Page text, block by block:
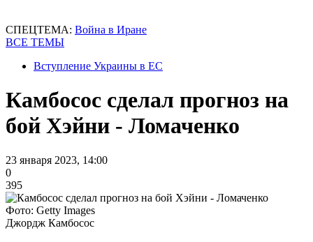
СПЕЦТЕМА: Война в Иране
ВСЕ ТЕМЫ
Вступление Украины в ЕС
Камбосос сделал прогноз на
бой Хэйни - Ломаченко
23 января 2023, 14:00
0
395
Фото: Getty Images
Джордж Камбосос